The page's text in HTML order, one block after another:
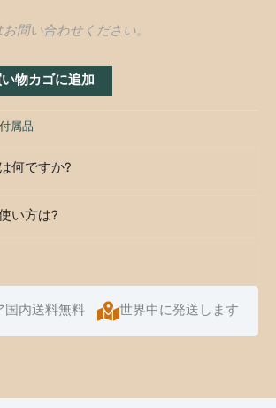
問い合わせください。
物カゴに追加
付属品
何ですか?
い方は?
国内送料無料 世界中に発送します